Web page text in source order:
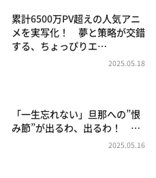
義のミカタ
累計6500万PV超えの人気アニ
メを実写化！ 夢と策略が交錯
する、ちょっぴりエ…
2025.05.18
「一生忘れない」旦那への”恨
み節”が出るわ、出るわ！ …
2025.05.16